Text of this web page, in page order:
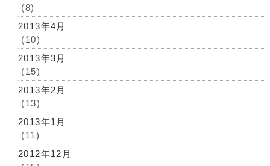
(8)
2013年4月
(10)
2013年3月
(15)
2013年2月
(13)
2013年1月
(11)
2012年12月